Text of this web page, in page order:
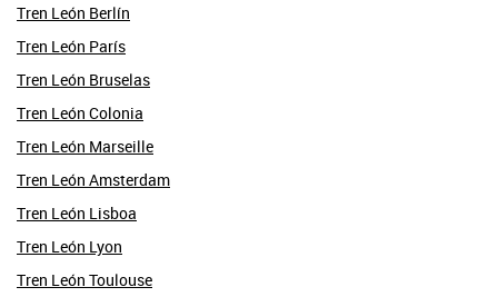
Tren León Berlín
Tren León París
Tren León Bruselas
Tren León Colonia
Tren León Marseille
Tren León Amsterdam
Tren León Lisboa
Tren León Lyon
Tren León Toulouse